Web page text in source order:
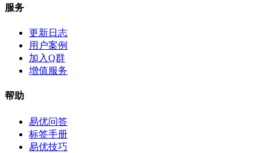
服务
更新日志
用户案例
加入Q群
增值服务
帮助
易优问答
标签手册
易优技巧